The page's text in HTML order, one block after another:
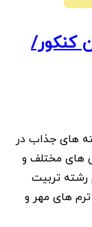
کنکور/
های جذاب در
های مختلف و
رشته تربیت
ترم های مهر و